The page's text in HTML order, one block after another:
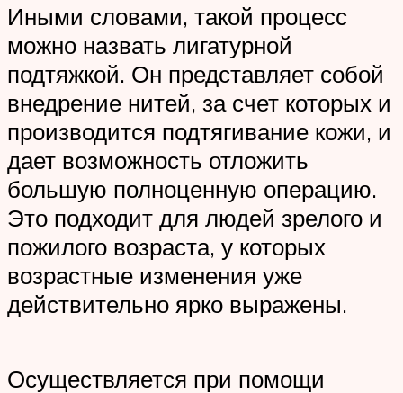
Иными словами, такой процесс
можно назвать лигатурной
подтяжкой. Он представляет собой
внедрение нитей, за счет которых и
производится подтягивание кожи, и
дает возможность отложить
большую полноценную операцию.
Это подходит для людей зрелого и
пожилого возраста, у которых
возрастные изменения уже
действительно ярко выражены.
Осуществляется при помощи